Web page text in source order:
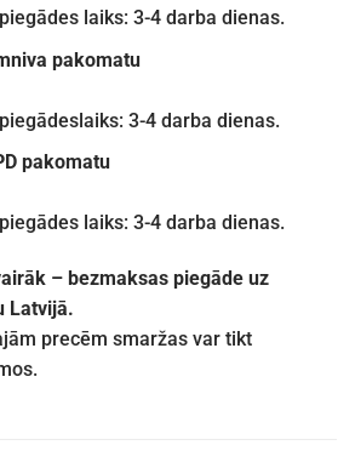
laiks: 3-4 darba dienas.
pakomatu
3-4 darba dienas.
pakomatu
laiks: 3-4 darba dienas.
– bezmaksas piegāde uz
Latvijā.
precēm smaržas var tikt